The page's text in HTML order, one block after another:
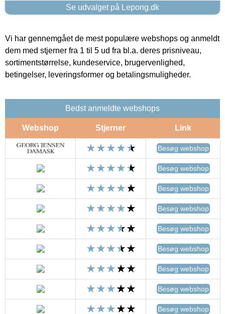
Se udvalget på Lepong.dk
Vi har gennemgået de mest populære webshops og anmeldt
dem med stjerner fra 1 til 5 ud fra bl.a. deres prisniveau,
sortimentstørrelse, kundeservice, brugervenlighed,
betingelser, leveringsformer og betalingsmuligheder.
Bedst anmeldte webshops
Webshop Stjerner Link
Besøg webshop
Besøg webshop
Besøg webshop
Besøg webshop
Besøg webshop
Besøg webshop
Besøg webshop
Besøg webshop
Besøg webshop